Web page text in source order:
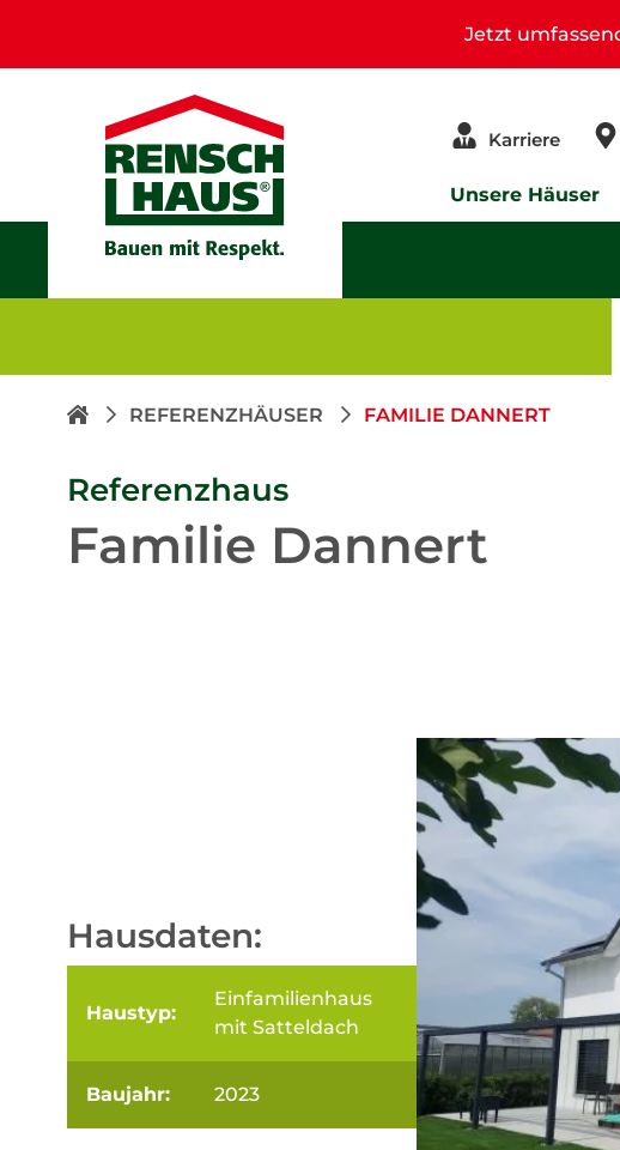
Jetzt
Karriere
Unsere Häuser
REFERENZHÄUSER FAMILIE DANNERT
Referenzhaus
Familie Dannert
Hausdaten:
Haustyp:
Einfamilienhaus
mit Satteldach
Baujahr: 2023